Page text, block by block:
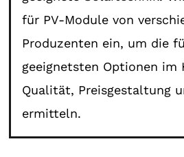
für PV-Module von
Produzenten ein, um die
geeignetsten Optionen im
Qualität, Preisgestaltung
ermitteln.